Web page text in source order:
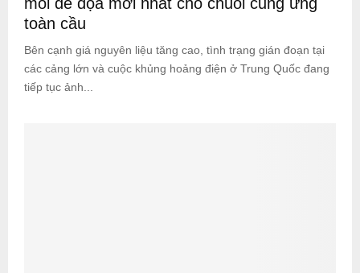
toàn cầu
Bên cạnh giá nguyên liệu tăng cao, tình trạng gián đoạn tại
các cảng lớn và cuộc khủng hoảng điện ở Trung Quốc đang
tiếp tục ảnh...